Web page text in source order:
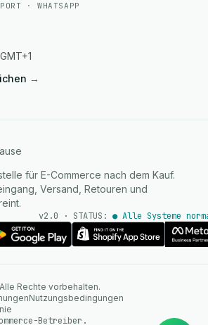
· WHATSAPP
→
für E-Commerce nach dem Kauf.
Versand, Retouren und
v2.0 · STATUS: ● Alle Systeme
Rechte vorbehalten.
Nutzungsbedingungen
Betreiber.
Sofortige Antworten auf
WhatsApp